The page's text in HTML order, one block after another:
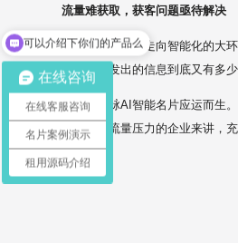
流量难获取，获客问题亟待解决
除了世界正逐步走向智能化的大
蔽，自己发出的信息到底又有多
所以，壹脉AI智能名片应运而生
片对具有流量压力的企业来讲，
在线咨询
在线客服咨询
名片案例演示
租用源码介绍
可以介绍下你们的产品么
你们是怎么收费的呢